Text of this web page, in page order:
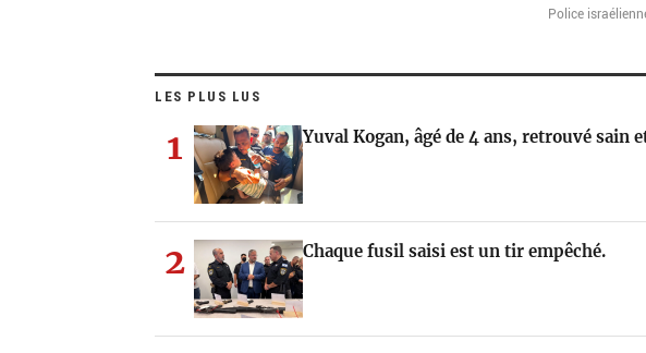
Police
LES PLUS LUS
1 Yuval Kogan, âgé de 4 ans, retrouvé sain
2 Chaque fusil saisi est un tir empêché.